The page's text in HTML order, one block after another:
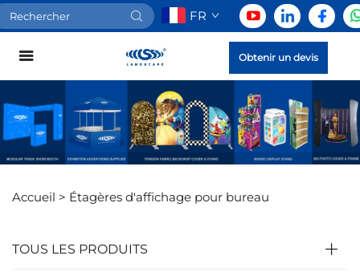
FR
Obtenir un devis
Accueil > Étagères d'affichage pour bureau
TOUS LES PRODUITS